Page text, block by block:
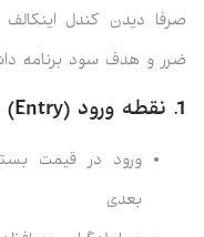
صرفا دیدن کندل
ضرر و هدف سود برنامه
1. نقطه ورود (Entry)
ورود در قیمت
بعدی